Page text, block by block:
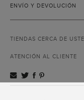
ENVÍO Y DEVOLUCIÓN
TIENDAS CERCA DE
ATENCIÓN AL CLIENTE